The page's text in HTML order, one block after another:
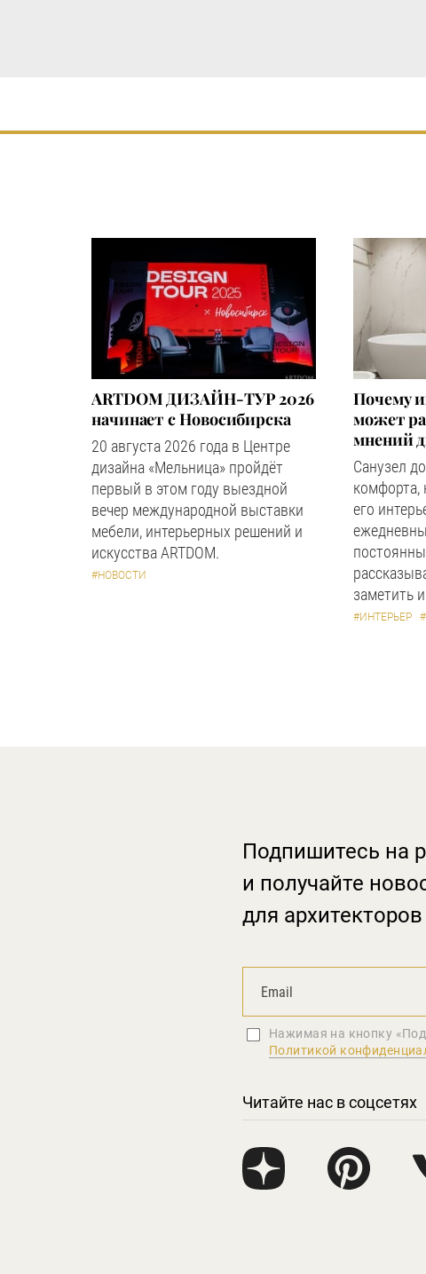
ARTDOM ДИЗАЙН-ТУР 2026
начинает с Новосибирска
20 августа 2026 года в Центре
дизайна «Мельница» пройдёт
первый в этом году выездной
вечер международной выставки
мебели, интерьерных решений и
искусства ARTDOM.
#НОВОСТИ
Почему
может
мнений
Санузел
комфорта,
его
заметить
#ИНТЕРЬЕР
Подпишитесь на
и получайте
для
Нажимая на кнопку
Политикой
Читайте нас в соцсетях